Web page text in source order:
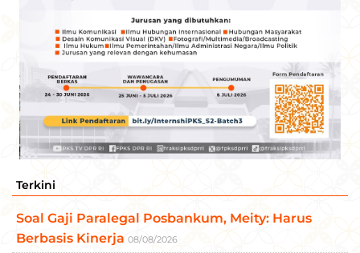
Terkini
Soal Gaji Paralegal Posbankum, Meity: Harus
Berbasis Kinerja 08/08/2026